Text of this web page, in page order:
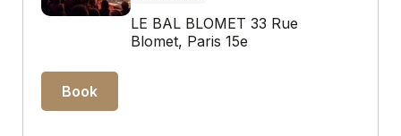
LE BAL BLOMET 33 Rue
Blomet, Paris 15e
Book